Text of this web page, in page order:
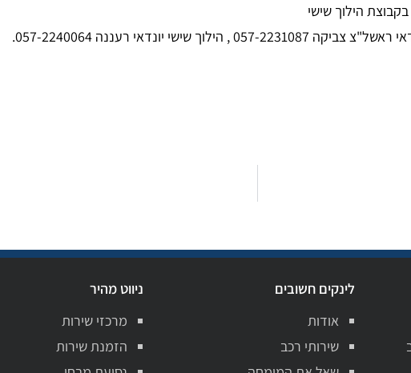
הילוך שישי
לינקים חשובים
אודות
שירותי רכב
ניווט מהיר
מרכזי שירות
הזמנת שירות